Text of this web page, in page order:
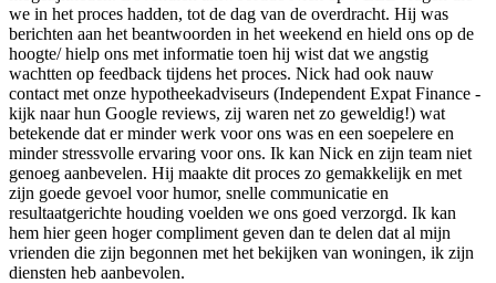
we in het proces hadden, tot de dag van de overdracht. Hij was
berichten aan het beantwoorden in het weekend en hield ons op de
hoogte/ hielp ons met informatie toen hij wist dat we angstig
wachtten op feedback tijdens het proces. Nick had ook nauw
contact met onze hypotheekadviseurs (Independent Expat Finance -
kijk naar hun Google reviews, zij waren net zo geweldig!) wat
betekende dat er minder werk voor ons was en een soepelere en
minder stressvolle ervaring voor ons. Ik kan Nick en zijn team niet
genoeg aanbevelen. Hij maakte dit proces zo gemakkelijk en met
zijn goede gevoel voor humor, snelle communicatie en
resultaatgerichte houding voelden we ons goed verzorgd. Ik kan
hem hier geen hoger compliment geven dan te delen dat al mijn
vrienden die zijn begonnen met het bekijken van woningen, ik zijn
diensten heb aanbevolen.